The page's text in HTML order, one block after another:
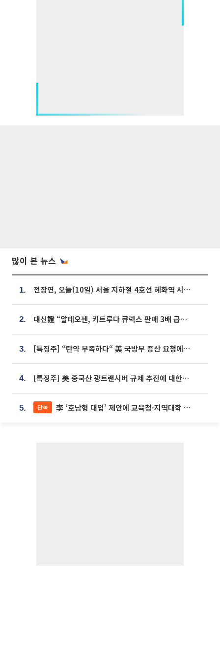
많이 본 뉴스
1. 전장연, 오늘(10일) 서울 지하철 4호선 혜화역 시위…1호선 용산역 무정차
2. 대신證 “알테오젠, 키트루다 큐렉스 판매 3배 급증…목표가 41만원 상향”
3. [특징주] “탄약 부족하다“ 美 국방부 증산 요청에⋯국내 방산주 급등세
4. [특징주] 美 중국산 광트랜시버 규제 추진에 대한광통신 등 광통신株 강세
5. 단독 李 ‘호남형 대입’ 제안에 교육청·지역대학 서·논술형 입시 연계 '착수'